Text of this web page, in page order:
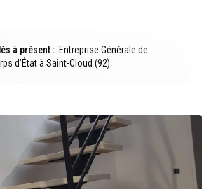
à présent : Entreprise Générale de
d’État à Saint-Cloud (92)